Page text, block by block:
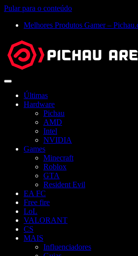
Pular para o conteúdo
Melhores Produtos Gamer –
Abrir
Últimas
Hardware
Pichau
AMD
Intel
NVIDIA
Games
Minecraft
Roblox
GTA
Resident Evil
EA FC
Free fire
LoL
VALORANT
CS
MAIS
Influenciadores